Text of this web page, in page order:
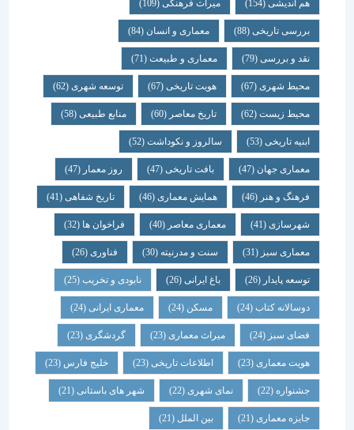
هم اندیشی (154) میراث فرهنگی (109)
بررسی تاریخی (88) معماری و انسان (84)
نقد و بررسی (79) معماری و طبیعت (71)
محیط شهری(67) هویت تاریخی(67) توسعه شهری(62)
محیط زیست(62) تاریخ معاصر(60) منابع طبیعی(58)
ابنیه تاریخی(53) سالروز و نکوداشت(52)
معماری جهان (47) بافت تاریخی(47) روز معمار(47)
فرهنگ و هنر(46) همایش معماری (46) تاریخ شفاهی (41)
شهرسازی(41) معماری معاصر(40) فراخوان ها (32)
معماری سبز(31) سنت و مدرنیته(30) فناوری (26)
توسعه پایدار(26) باغ ایرانی(26) نابودی و تخریب(25)
دوسالانه کتاب(24) مسکن (24) معماری ایرانی(24)
فضای سبز(24) میراث معماری (23) گردشگری (23)
هویت معماری (23) اطلاعات تاریخی(23) خلیج فارس(23)
جشنواره(22) نمای شهری(22) شهر های باستانی (21)
جایزه معماری (21) بین الملل(21)